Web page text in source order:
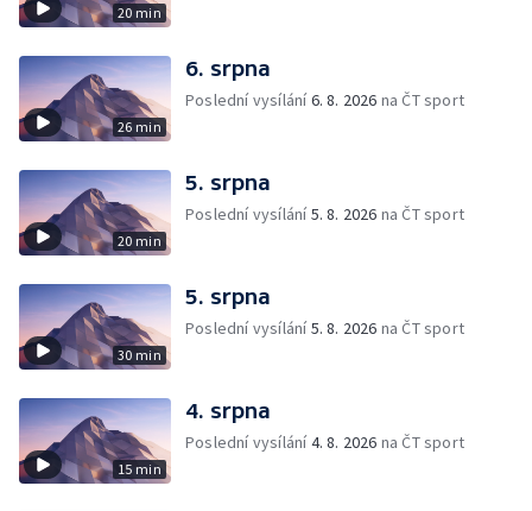
20 min
26 min
6. srpna
Poslední vysílání6. 8. 2026 na ČT sport
20 min
5. srpna
Poslední vysílání5. 8. 2026 na ČT sport
30 min
5. srpna
Poslední vysílání5. 8. 2026 na ČT sport
15 min
4. srpna
Poslední vysílání4. 8. 2026 na ČT sport